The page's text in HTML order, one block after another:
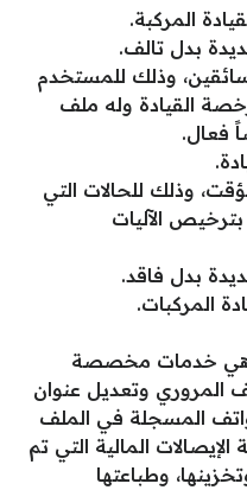
المركبة.
بدل تالف.
وذلك للمستخدم
القيادة وله ملف
فعال.
وذلك للحالات التي
بترخيص الآليات
بدل فاقد.
المركبات.
خدمات مخصصة
المروري وتعديل عنوان
المسجلة في الملف
المالية التي تم
وطباعتها